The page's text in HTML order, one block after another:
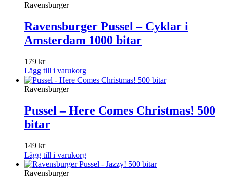
Ravensburger
Ravensburger Pussel – Cyklar i
Amsterdam 1000 bitar
179 kr
Lägg till i varukorg
Ravensburger
Pussel – Here Comes Christmas! 500
bitar
149 kr
Lägg till i varukorg
Ravensburger